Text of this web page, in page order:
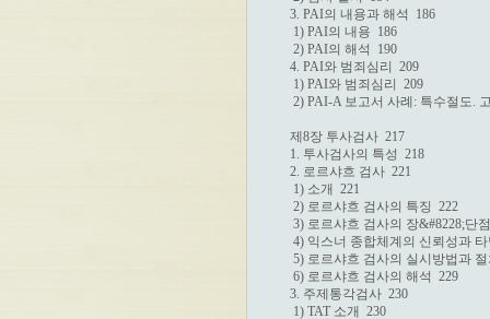
3. PAI의 내용과 해석  186
1) PAI의 내용  186
2) PAI의 해석  190
4. PAI와 범죄심리  209
1) PAI와 범죄심리  209
2) PAI-A 보고서 사례: 특수절도.
제8장 투사검사  217
1. 투사검사의 특성  218
2. 로르샤흐 검사  221
1) 소개  221
2) 로르샤흐 검사의 특징  222
3) 로르샤흐 검사의 장&#8228;단
4) 익스너 종합체계의 신뢰성과 타
5) 로르샤흐 검사의 실시방법과 절
6) 로르샤흐 검사의 해석  229
3. 주제통각검사  230
1) TAT 소개  230